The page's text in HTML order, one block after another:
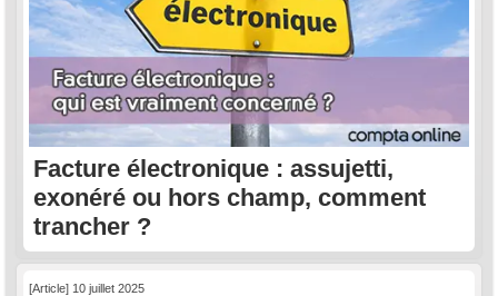
Facture électronique : assujetti,
exonéré ou hors champ, comment
trancher ?
[Article] 10 juillet 2025